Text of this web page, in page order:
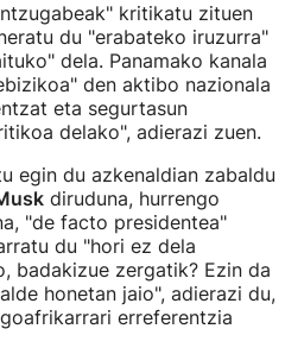
kritikatu zituen
du "erabateko iruzurra"
dela. Panamako kanala
den aktibo nazionala
eta segurtasun
delako", adierazi zuen.
egin du azkenaldian zabaldu
diruduna, hurrengo
"de facto presidentea"
du "hori ez dela
badakizue zergatik? Ezin da
honetan jaio", adierazi du,
erreferentzia